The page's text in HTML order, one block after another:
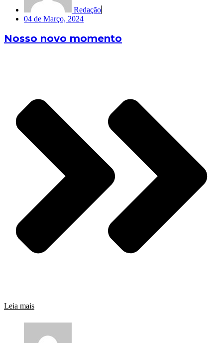
Redação
04 de Março, 2024
Nosso novo momento
Leia mais